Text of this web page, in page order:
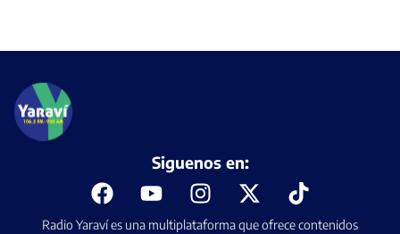
Radio Yaraví es una multiplataforma que ofrece contenidos
Siguenos en: